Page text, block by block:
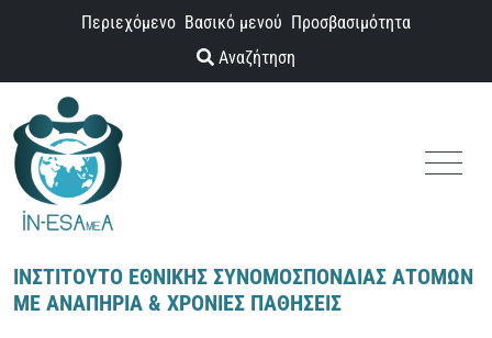
Παράκαμψη προς το περιεχόμενο
Περιεχόμενο Βασικό μενού Προσβασιμότητα
Αναζήτηση
ΙΝΣΤΙΤΟΥΤΟ ΕΘΝΙΚΗΣ ΣΥΝΟΜΟΣΠΟΝΔΙΑΣ ΑΤΟΜΩΝ
ΜΕ ΑΝΑΠΗΡΙΑ & ΧΡΟΝΙΕΣ ΠΑΘΗΣΕΙΣ